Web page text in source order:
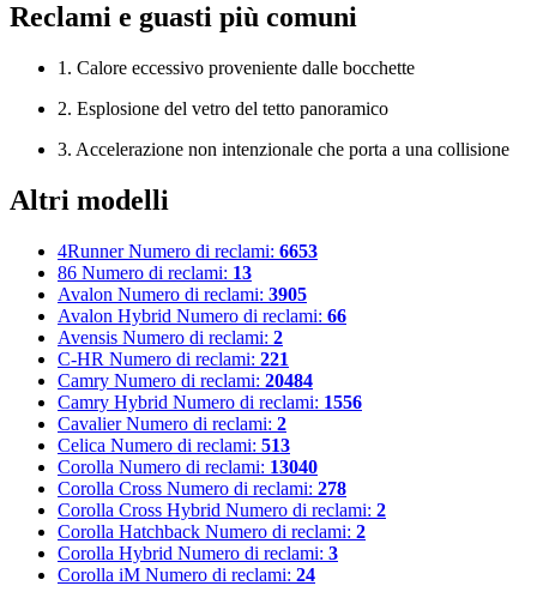
Reclami e guasti più comuni
1. Calore eccessivo proveniente dalle bocchette
2. Esplosione del vetro del tetto panoramico
3. Accelerazione non intenzionale che porta a una collisione
Altri modelli
4Runner Numero di reclami: 6653
86 Numero di reclami: 13
Avalon Numero di reclami: 3905
Avalon Hybrid Numero di reclami: 66
Avensis Numero di reclami: 2
C-HR Numero di reclami: 221
Camry Numero di reclami: 20484
Camry Hybrid Numero di reclami: 1556
Cavalier Numero di reclami: 2
Celica Numero di reclami: 513
Corolla Numero di reclami: 13040
Corolla Cross Numero di reclami: 278
Corolla Cross Hybrid Numero di reclami: 2
Corolla Hatchback Numero di reclami: 2
Corolla Hybrid Numero di reclami: 3
Corolla iM Numero di reclami: 24